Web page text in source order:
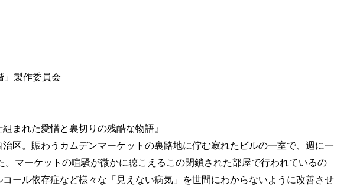
」製作委員会
まれた愛憎と裏切りの残酷な物語』
区。賑わうカムデンマーケットの裏路地に佇む寂れたビルの一室で、週に一
。マーケットの喧騒が微かに聴こえるこの閉鎖された部屋で行われているの
ール依存症など様々な「見えない病気」を世間にわからないように改善させ